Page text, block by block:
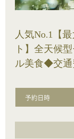
人気No.1【
ト】全天候
ル美食◆交通
予約日時